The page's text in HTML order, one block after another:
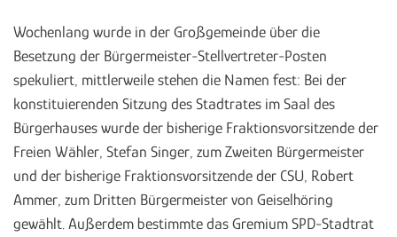
Wochenlang wurde in der Großgemeinde über die
Besetzung der Bürgermeister-Stellvertreter-Posten
spekuliert, mittlerweile stehen die Namen fest: Bei der
konstituierenden Sitzung des Stadtrates im Saal des
Bürgerhauses wurde der bisherige Fraktionsvorsitzende der
Freien Wähler, Stefan Singer, zum Zweiten Bürgermeister
und der bisherige Fraktionsvorsitzende der CSU, Robert
Ammer, zum Dritten Bürgermeister von Geiselhöring
gewählt. Außerdem bestimmte das Gremium SPD-Stadtrat